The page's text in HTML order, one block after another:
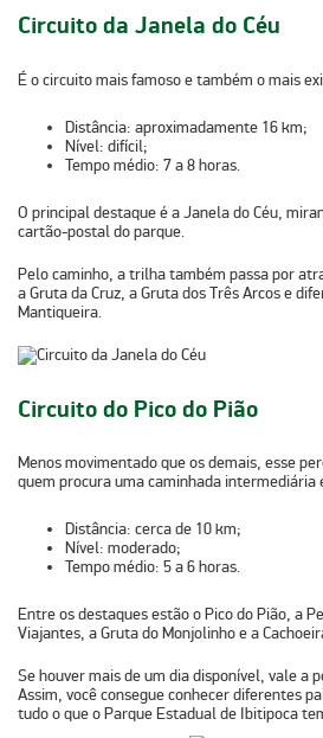
Circuito da Janela do Céu
É o circuito mais famoso e também o mais
Distância: aproximadamente 16 km;
Nível: difícil;
Tempo médio: 7 a 8 horas.
O principal destaque é aJanela do Céu,
cartão-postal do parque.
Pelo caminho, a trilha também passa por
a Gruta da Cruz, a Gruta dos Três Arcos e
Mantiqueira.
Circuito do Pico do Pião
Menos movimentado que os demais, esse
quem procura uma caminhada intermediária
Distância: cerca de 10 km;
Nível: moderado;
Tempo médio: 5 a 6 horas.
Entre os destaques estão oPico do Pião, a
Viajantes, aGruta do Monjolinhoe a
Se houver mais de um dia disponível, vale a
Assim, você consegue conhecer diferentes
tudo o que o Parque Estadual de Ibitipoca